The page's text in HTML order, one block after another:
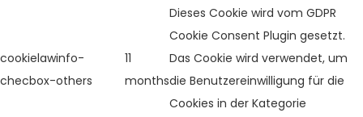
cookielawinfo-
checbox-others
11
months
Dieses Cookie wird vom GDPR
Cookie Consent Plugin gesetzt.
Das Cookie wird verwendet, um
die Benutzereinwilligung für die
Cookies in der Kategorie